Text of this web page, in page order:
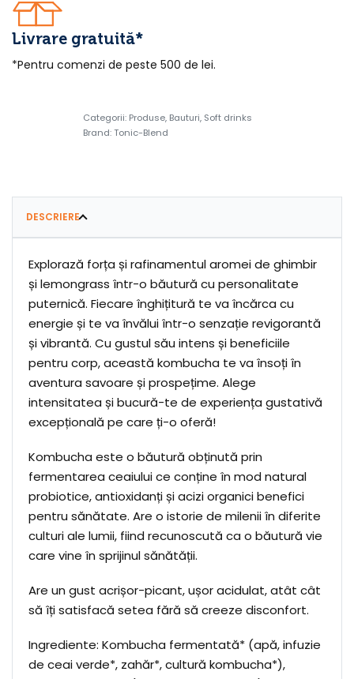
Livrare gratuită*
*Pentru comenzi de peste 500 de lei.
Categorii: Produse, Bauturi, Soft drinks
Brand:Tonic-Blend
DESCRIERE
Explorază forța și rafinamentul aromei de ghimbir
și lemongrass într-o băutură cu personalitate
puternică. Fiecare înghițitură te va încărca cu
energie și te va învălui într-o senzație revigorantă
și vibrantă. Cu gustul său intens și beneficiile
pentru corp, această kombucha te va însoți în
aventura savoare și prospețime. Alege
intensitatea și bucură-te de experiența gustativă
excepțională pe care ți-o oferă!
Kombucha este o băutură obținută prin
fermentarea ceaiului ce conține în mod natural
probiotice, antioxidanți și acizi organici benefici
pentru sănătate. Are o istorie de milenii în diferite
culturi ale lumii, fiind recunoscută ca o băutură vie
care vine în sprijinul sănătății.
Are un gust acrișor-picant, ușor acidulat, atât cât
să îți satisfacă setea fără să creeze disconfort.
Ingrediente: Kombucha fermentată* (apă, infuzie
de ceai verde*, zahăr*, cultură kombucha*),